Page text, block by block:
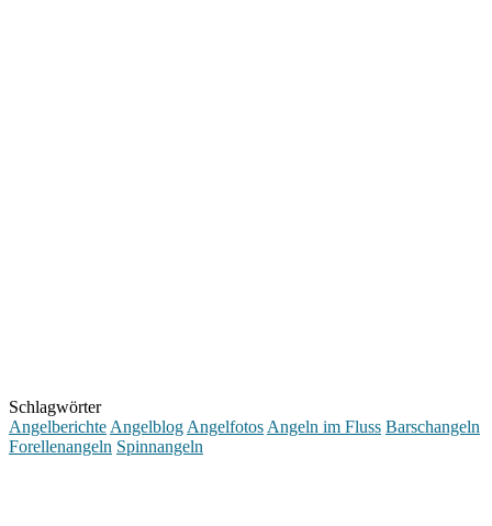
Schlagwörter
Angelberichte Angelblog Angelfotos Angeln im Fluss Barschangeln
Forellenangeln Spinnangeln